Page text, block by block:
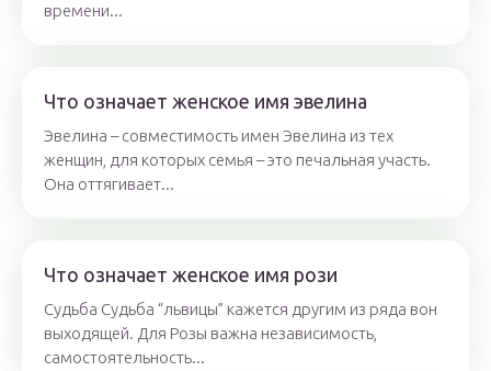
времени...
Что означает женское имя эвелина
Эвелина – совместимость имен Эвелина из тех
женщин, для которых семья – это печальная участь.
Она оттягивает...
Что означает женское имя рози
Судьба Судьба “львицы” кажется другим из ряда вон
выходящей. Для Розы важна независимость,
самостоятельность...